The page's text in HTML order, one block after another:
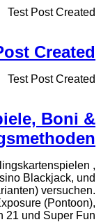
Test Post Created
Created
Test Post Created
Boni &
,
Blackjack, und
versuchen.
(Pontoon),
21 und Super Fun...